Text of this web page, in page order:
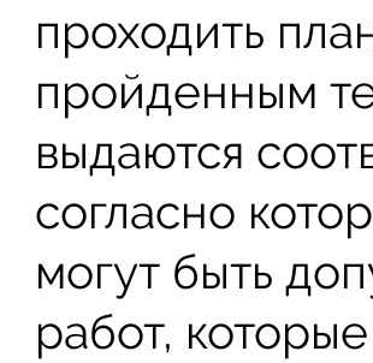
проходить
пройденным
выдаются
согласно
могут быть
работ,